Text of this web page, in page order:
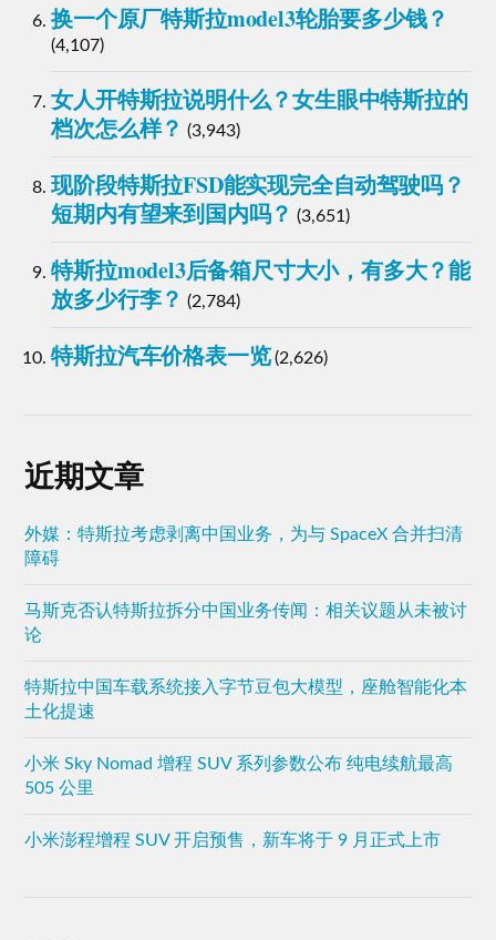
换一个原厂特斯拉model3轮胎要多少钱？
(4,107)
女人开特斯拉说明什么？女生眼中特斯拉的
档次怎么样？ (3,943)
现阶段特斯拉FSD能实现完全自动驾驶吗？
短期内有望来到国内吗？ (3,651)
特斯拉model3后备箱尺寸大小，有多大？能
放多少行李？ (2,784)
特斯拉汽车价格表一览 (2,626)
近期文章
外媒：特斯拉考虑剥离中国业务，为与 SpaceX 合并扫清
障碍
马斯克否认特斯拉拆分中国业务传闻：相关议题从未被讨
论
特斯拉中国车载系统接入字节豆包大模型，座舱智能化本
土化提速
小米 Sky Nomad 增程 SUV 系列参数公布 纯电续航最高
505 公里
小米澎程增程 SUV 开启预售，新车将于 9 月正式上市